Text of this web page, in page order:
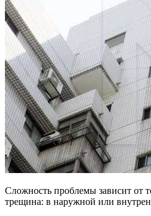
Сложность проблемы зависит от
трещина: в наружной или